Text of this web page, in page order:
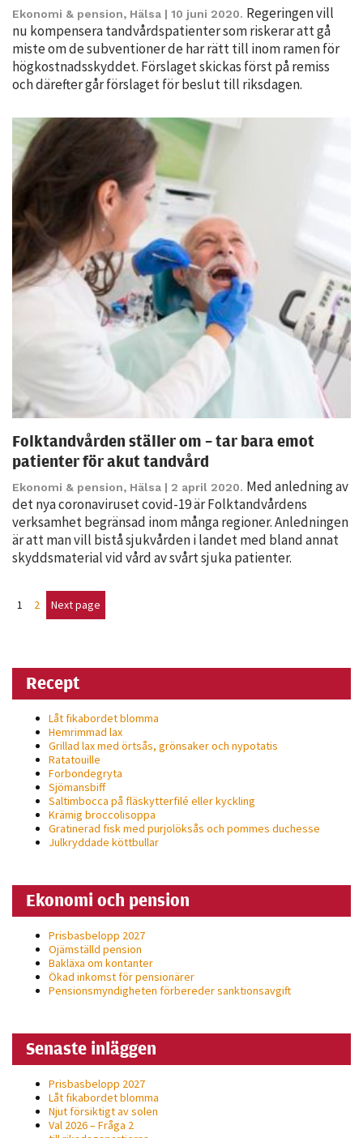
Ekonomi & pension, Hälsa | 10 juni 2020. Regeringen vill
nu kompensera tandvårdspatienter som riskerar att gå
miste om de subventioner de har rätt till inom ramen för
högkostnadsskyddet. Förslaget skickas först på remiss
och därefter går förslaget för beslut till riksdagen.
Folktandvården ställer om – tar bara emot
patienter för akut tandvård
Ekonomi & pension, Hälsa | 2 april 2020. Med anledning av
det nya coronaviruset covid-19 är Folktandvårdens
verksamhet begränsad inom många regioner. Anledningen
är att man vill bistå sjukvården i landet med bland annat
skyddsmaterial vid vård av svårt sjuka patienter.
1 2 Next page
Recept
Låt fikabordet blomma
Hemrimmad lax
Grillad lax med örtsås, grönsaker och nypotatis
Ratatouille
Forbondegryta
Sjömansbiff
Saltimbocca på fläsk­ytterfilé eller kyckling
Krämig broccolisoppa
Gratinerad fisk med purjolöksås och pommes duchesse
Julkryddade köttbullar
Ekonomi och pension
Prisbasbelopp 2027
Ojämställd pension
Bakläxa om kontanter
Ökad inkomst för pensionärer
Pensionsmyndigheten förbereder sanktionsavgift
Senaste inläggen
Prisbasbelopp 2027
Låt fikabordet blomma
Njut försiktigt av solen
Val 2026 – Fråga 2
personligt
anpassat innehåll
och erbjudanden.